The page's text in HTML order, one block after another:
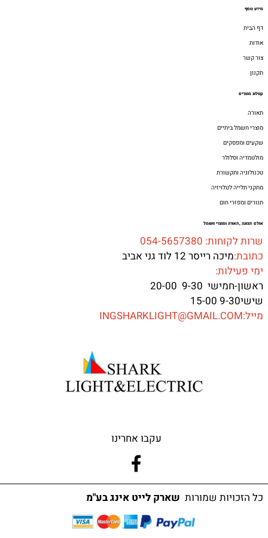
מידע נוסף
דף הבית
אודות
צור קשר
תקנון
קטלוג מוצרים
תאורה
מוצרי חשמל ביתיים
שקעים ומפסקים
מולטמדיה וסלולר
טכנולוגיה ותקשורת
מתקני תלייה לטלויזיה
תנורים ומפזרי חום
אולם תצוגה ,תאורה ומוצרי חשמל
שרות לקוחות: 054-5657380
כתובת:מיכה רייסר 12 לוד גני אביב
ימי פעילות:
ראשון-חמישי 9-30 20-00
שישי9-30 15-00
מייל:INGSHARKLIGHT@GMAIL.COM
עקבו אחרינו
כל הזכויות שמורות שארק לייט אינג בע"מ